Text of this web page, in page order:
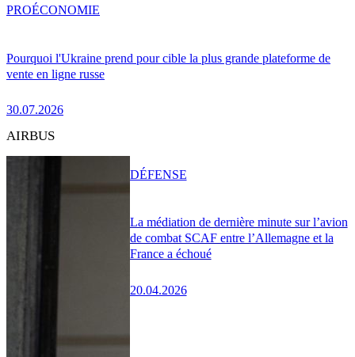
Pourquoi l'Ukraine prend pour cible la plus grande plateforme de
vente en ligne russe
30.07.2026
PROÉCONOMIE
AIRBUS
La médiation de dernière minute sur l’avion
de combat SCAF entre l’Allemagne et la
France a échoué
20.04.2026
DÉFENSE